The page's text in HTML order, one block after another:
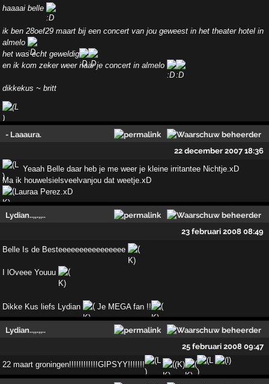
haaaai belle
ik ben 28oef29 maart bij een concert van jou geweest in het theater hotel in
almelo
het was echt geweldig
en ik kom zeker weer naar je concert in almelo
dikkekus ~ britt
- Laaaura.
22 december 2007 18:36
Yeaah Belle daar heb je me weer je kleine irritantee Nichtje.xD
Ma ik houwelsielsveelvanjou dat weetje.xD
Lauraa Perez.xD
Lydian..,,.,,..
23 februari 2008 08:49
Belle Is de Besteeeeeeeeeeeeeeee
I lOveee Youuu
Dikke Kus liefs Lydian Je MEGA fan !!
Lydian..,,.,,..
25 februari 2008 09:47
22 maart groningen!!!!!!!!!!!!GIPSYY!!!!!!! (­K)